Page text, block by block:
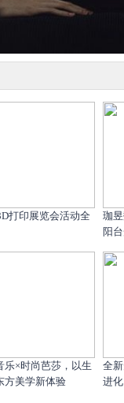
打印展览会活动全
珈
阳
乐×时尚芭莎，以生
方美学新体验
全
进化